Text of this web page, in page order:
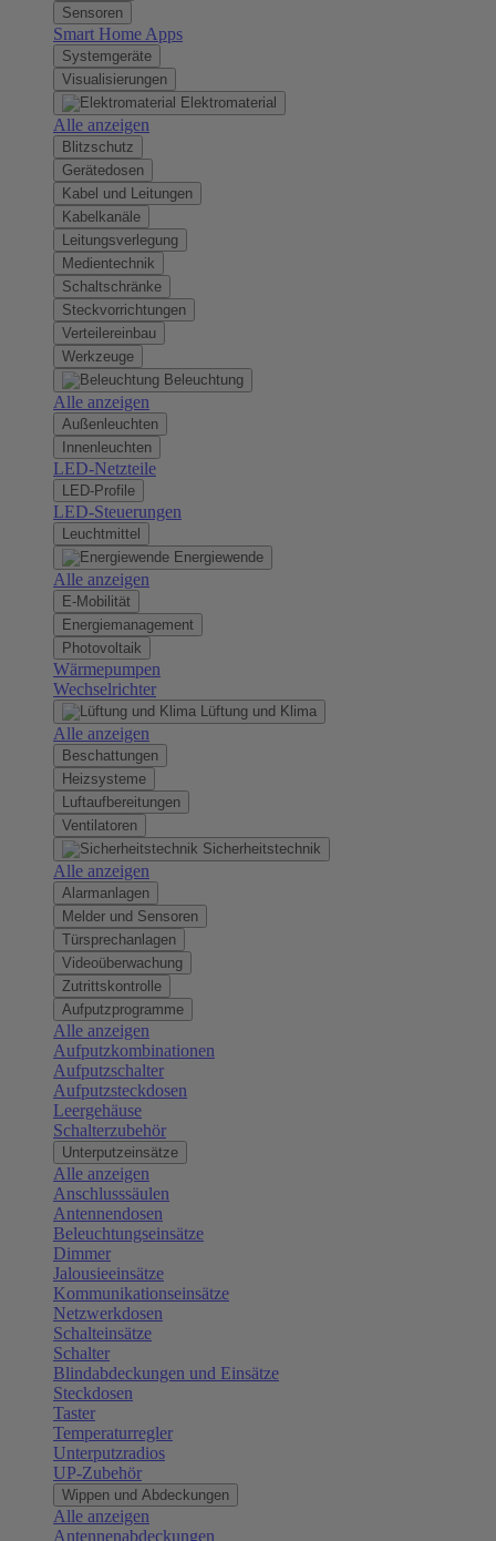
Sensoren
Smart Home Apps
Systemgeräte
Visualisierungen
Elektromaterial
Alle anzeigen
Blitzschutz
Gerätedosen
Kabel und Leitungen
Kabelkanäle
Leitungsverlegung
Medientechnik
Schaltschränke
Steckvorrichtungen
Verteilereinbau
Werkzeuge
Beleuchtung
Alle anzeigen
Außenleuchten
Innenleuchten
LED-Netzteile
LED-Profile
LED-Steuerungen
Leuchtmittel
Energiewende
Alle anzeigen
E-Mobilität
Energiemanagement
Photovoltaik
Wärmepumpen
Wechselrichter
Lüftung und Klima
Alle anzeigen
Beschattungen
Heizsysteme
Luftaufbereitungen
Ventilatoren
Sicherheitstechnik
Alle anzeigen
Alarmanlagen
Melder und Sensoren
Türsprechanlagen
Videoüberwachung
Zutrittskontrolle
Aufputzprogramme
Alle anzeigen
Aufputzkombinationen
Aufputzschalter
Aufputzsteckdosen
Leergehäuse
Schalterzubehör
Unterputzeinsätze
Alle anzeigen
Anschlusssäulen
Antennendosen
Beleuchtungseinsätze
Dimmer
Jalousieeinsätze
Kommunikationseinsätze
Netzwerkdosen
Schalteinsätze
Schalter
Blindabdeckungen und Einsätze
Steckdosen
Taster
Temperaturregler
Unterputzradios
UP-Zubehör
Wippen und Abdeckungen
Alle anzeigen
Antennenabdeckungen